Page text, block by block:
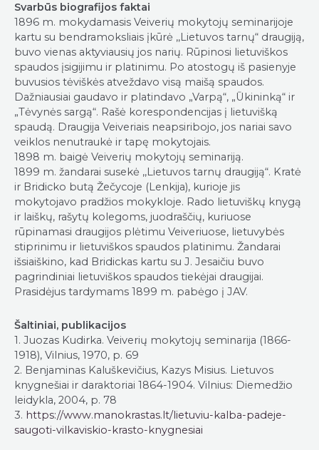
Svarbūs biografijos faktai
1896 m. mokydamasis Veiverių mokytojų seminarijoje
kartu su bendramoksliais įkūrė ,,Lietuvos tarnų“ draugiją,
buvo vienas aktyviausių jos narių. Rūpinosi lietuviškos
spaudos įsigijimu ir platinimu. Po atostogų iš pasienyje
buvusios tėviškės atveždavo visą maišą spaudos.
Dažniausiai gaudavo ir platindavo „Varpą“, „Ūkininką“ ir
„Tėvynės sargą“. Rašė korespondencijas į lietuvišką
spaudą. Draugija Veiveriais neapsiribojo, jos nariai savo
veiklos nenutraukė ir tapę mokytojais.
1898 m. baigė Veiverių mokytojų seminariją.
1899 m. žandarai susekė ,,Lietuvos tarnų draugiją“. Kratė
ir Bridicko butą Žečycoje (Lenkija), kurioje jis
mokytojavo pradžios mokykloje. Rado lietuviškų knygą
ir laiškų, rašytų kolegoms, juodraščių, kuriuose
rūpinamasi draugijos plėtimu Veiveriuose, lietuvybės
stiprinimu ir lietuviškos spaudos platinimu. Žandarai
išsiaiškino, kad Bridickas kartu su J. Jesaičiu buvo
pagrindiniai lietuviškos spaudos tiekėjai draugijai.
Prasidėjus tardymams 1899 m. pabėgo į JAV.
Šaltiniai, publikacijos
1. Juozas Kudirka. Veiverių mokytojų seminarija (1866-
1918), Vilnius, 1970, p. 69
2. Benjaminas Kaluškevičius, Kazys Misius. Lietuvos
knygnešiai ir daraktoriai 1864-1904. Vilnius: Diemedžio
leidykla, 2004, p. 78
3. https://www.manokrastas.lt/lietuviu-kalba-padeje-
saugoti-vilkaviskio-krasto-knygnesiai